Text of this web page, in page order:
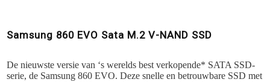
Samsung 860 EVO Sata M.2 V-NAND SSD
De nieuwste versie van ‘s werelds best verkopende* SATA SSD-
serie, de Samsung 860 EVO. Deze snelle en betrouwbare SSD met